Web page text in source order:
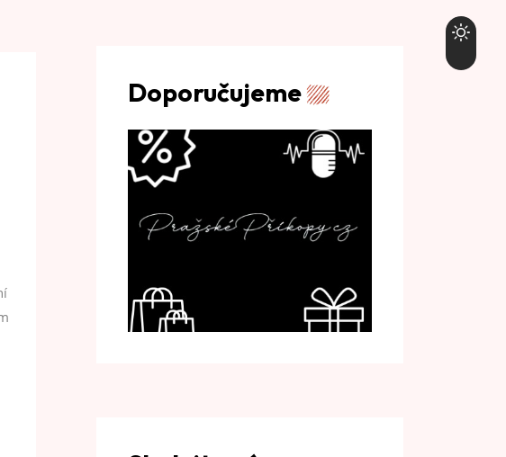
Doporučujeme